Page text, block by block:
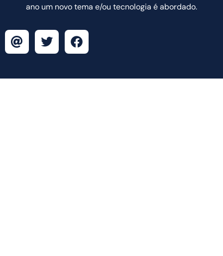
ano um novo tema e/ou tecnologia é abordado.